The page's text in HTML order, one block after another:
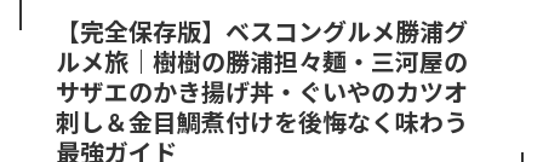
【完全保存版】ベスコングルメ勝浦グ
ルメ旅｜樹樹の勝浦担々麺・三河屋の
サザエのかき揚げ丼・ぐいやのカツオ
刺し＆金目鯛煮付けを後悔なく味わう
最強ガイド